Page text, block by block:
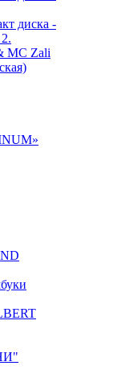
диска -
MC Zali